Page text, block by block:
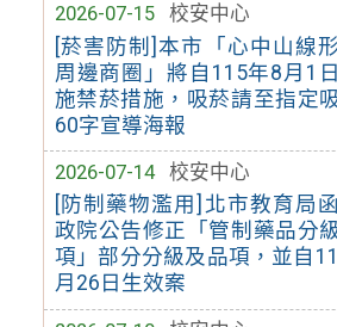
2026-07-15
校安中心
[菸害防制]本市「心中山線
周邊商圈」將自115年8月1
施禁菸措施，吸菸請至指定
60字宣導海報
2026-07-14
校安中心
[防制藥物濫用]北市教育局
政院公告修正「管制藥品分
項」部分分級及品項，並自
月26日生效案